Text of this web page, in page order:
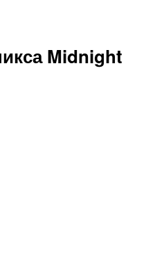
Midnight